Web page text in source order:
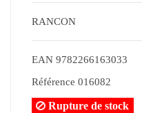
RANCON
EAN 9782266163033
Référence 016082
Rupture de stock